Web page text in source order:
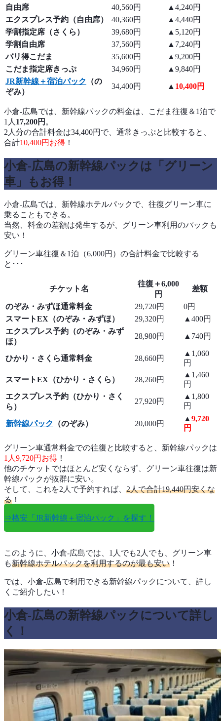
自由席
40,560円
▲4,240円
エクスプレス予約（自由席）
40,360円
▲4,440円
学割指定席（さくら）
39,680円
▲5,120円
学割自由席
37,560円
▲7,240円
バリ得こだま
35,600円
▲9,200円
こだま指定席きっぷ
34,960円
▲9,840円
JR新幹線＋宿泊パック
（の
ぞみ）
34,400円 ▲ 10,400円
小倉-広島では、新幹線パックの料金は、こだま往復＆1泊で
1人 17,200円 。
2人分の合計料金は34,400円で、通常きっぷと比較すると、
合計10,400円お得 ！
小倉-広島の新幹線パックは「グリーン
車」もお得！
小倉-広島では、新幹線ホテルパックで、往復グリーン車に
乗ることもできる。
当然、料金の差額は発生するが、グリーン車利用のパックも
安い！
グリーン車往復＆1泊（6,000円）の合計料金で比較する
と･･･
チケット名
往復＋6,000
円
差額
のぞみ・みずほ通常料金 29,720円
0円
スマートEX（のぞみ・みずほ）
29,320円
▲400円
エクスプレス予約（のぞみ・みず
ほ）
28,980円 ▲740円
ひかり・さくら通常料金 28,660円
▲1,060
円
スマートEX（ひかり・さくら）
28,260円
▲1,460
円
エクスプレス予約（ひかり・さく
ら）
27,920円
▲1,800
円
新幹線パック （のぞみ） 20,000円
▲ 9,720
円
グリーン車通常料金での往復と比較すると、新幹線パックは
1人9,720円お得 ！
他のチケットではほとんど安くならず、グリーン車往復は新
幹線パックが抜群に安い。
そして、これを2人で予約すれば、 2人で合計19,440円安くな
る ！
⇒格安「JR新幹線＋宿泊パック」を探す！
このように、小倉-広島では、1人でも2人でも、グリーン車
も新幹線ホテルパックを利用するのが最も安い ！
では、小倉-広島で利用できる新幹線パックについて、詳し
くご紹介したい！
小倉-広島の新幹線パックについて詳し
く！